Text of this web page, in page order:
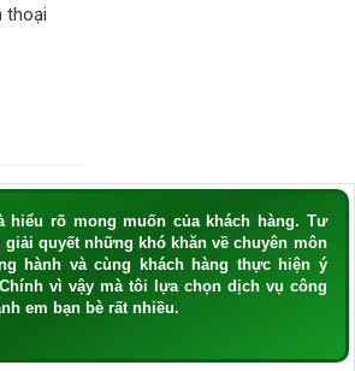
thoại
hiểu rõ mong muốn của khách hàng. Tư
giải quyết những khó khăn về chuyên môn
hành và cùng khách hàng thực hiện ý
vì vậy mà tôi lựa chọn dịch vụ công
em bạn bè rất nhiều.